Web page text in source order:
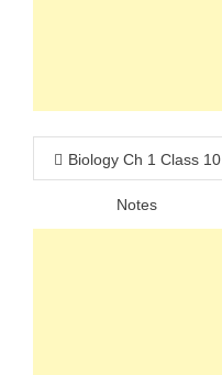
Post
navigation
Biology Ch 1 Class 10
Notes